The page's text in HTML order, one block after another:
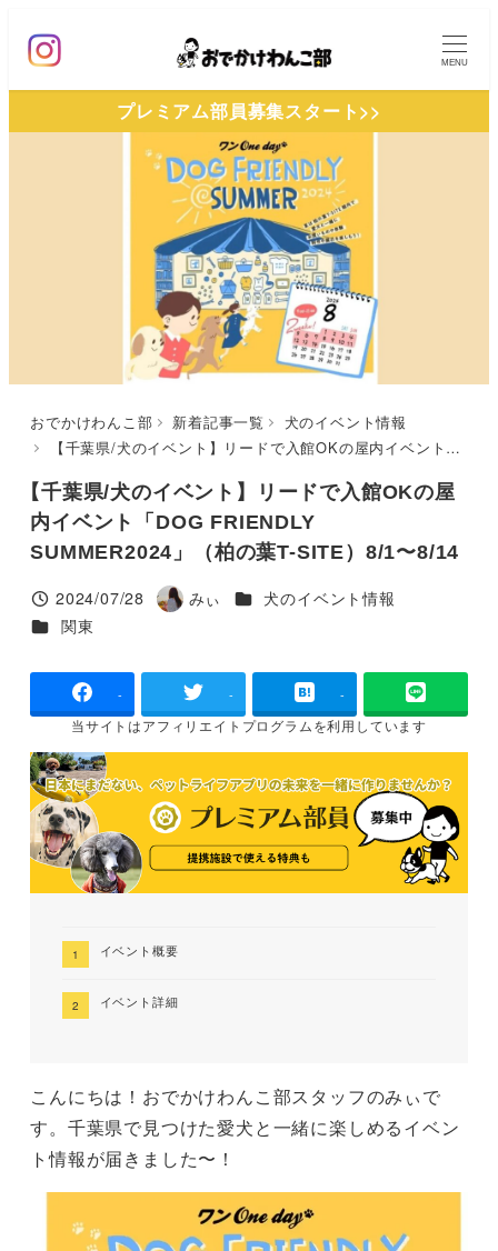
ン
MENU
プレミアム部員募集スタート>>
おでかけわんこ部 新着記事一覧
犬のイベント情報
【千葉県/犬のイベント】リードで入館OKの屋内イベント「DOG FRIENDLY SUMMER2024」（柏の葉T-SITE）8/1〜8/14
【千葉県/犬のイベント】リードで入館OKの屋
内イベント「DOG FRIENDLY
SUMMER2024」（柏の葉T-SITE）8/1〜8/14
投稿日
2024/07/28
著
みぃ カテゴリー
犬のイベント情報
カテゴリー
関東
- - -
当サイトはアフィリエイトプログラムを利用しています
イベント概要
イベント詳細
こんにちは！おでかけわんこ部スタッフのみぃで
す。千葉県で見つけた愛犬と一緒に楽しめるイベン
ト情報が届きました〜！